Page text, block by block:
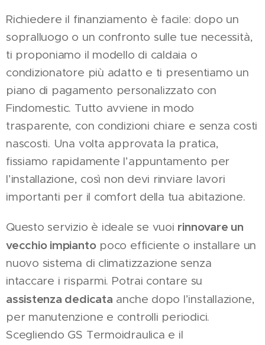
Richiedere il finanziamento è facile: dopo un
sopralluogo o un confronto sulle tue necessità,
ti proponiamo il modello di caldaia o
condizionatore più adatto e ti presentiamo un
piano di pagamento personalizzato con
Findomestic. Tutto avviene in modo
trasparente, con condizioni chiare e senza costi
nascosti. Una volta approvata la pratica,
fissiamo rapidamente l’appuntamento per
l’installazione, così non devi rinviare lavori
importanti per il comfort della tua abitazione.
Questo servizio è ideale se vuoi rinnovare un
vecchio impiantopoco efficiente o installare un
nuovo sistema di climatizzazione senza
intaccare i risparmi. Potrai contare su
assistenza dedicata anche dopo l’installazione,
per manutenzione e controlli periodici.
Scegliendo GS Termoidraulica e il